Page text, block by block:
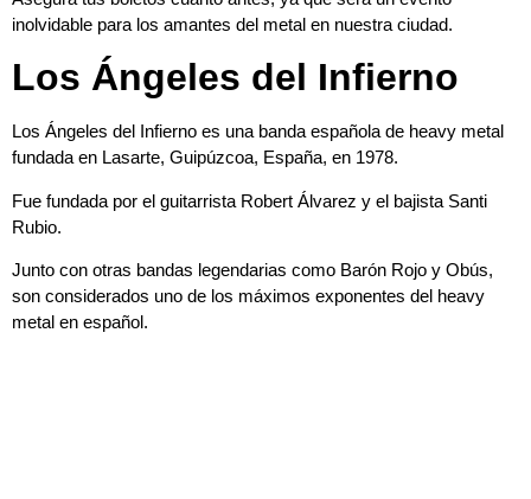
inolvidable para los amantes del metal en nuestra ciudad.
Los Ángeles del Infierno
Los Ángeles del Infierno es una banda española de heavy metal
fundada en Lasarte, Guipúzcoa, España, en 1978.
Fue fundada por el guitarrista Robert Álvarez y el bajista Santi
Rubio.
Junto con otras bandas legendarias como Barón Rojo y Obús,
son considerados uno de los máximos exponentes del heavy
metal en español.